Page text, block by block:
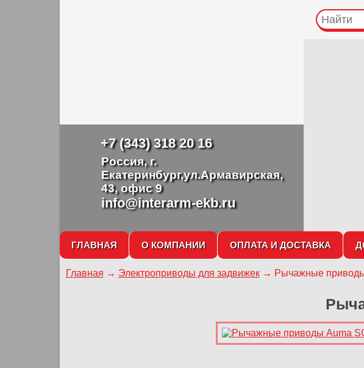
+7 (343) 318 20 16
Россия, г.
Екатеринбург,ул.Армавирская,
43, офис 9
info@interarm-ekb.ru
ГЛАВНАЯ О КОМПАНИИ ОПЛАТА И ДОСТАВКА
Главная → Электроприводы для задвижек→ Рычажные